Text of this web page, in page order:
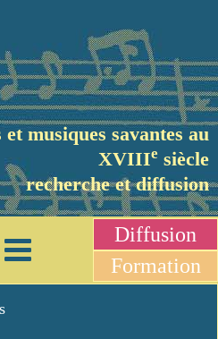
musiques savantes au
XVIIIe siècle
recherche et diffusion
Diffusion
Formation